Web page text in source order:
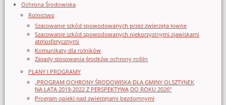
Ochrona Środowiska
Rolnictwo
Szacowanie szkód spowodowanych przez zwierzęta łowne
Szacowanie szkód spowodowanych niekorzystnymi zjawiskami
atmosferycznymi
Komunikaty dla rolników
Zasady stosowania środków ochrony roślin
PLANY I PROGRAMY
„PROGRAM OCHRONY ŚRODOWISKA DLA GMINY OLSZTYNEK
NA LATA 2019-2022 Z PERSPEKTYWĄ DO ROKU 2026”
Program opieki nad zwierzętami bezdomnymi